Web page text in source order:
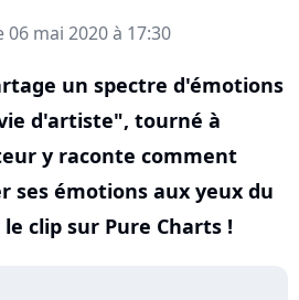
06 mai 2020 à 17:30
un spectre d'émotions
d'artiste", tourné à
y raconte comment
ses émotions aux yeux du
clip sur Pure Charts !